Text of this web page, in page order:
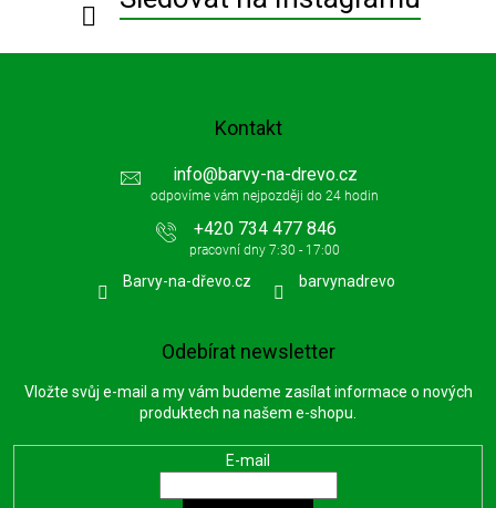
Kontakt
info@barvy-na-drevo.cz
+420 734 477 846
Barvy-na-dřevo.cz barvynadrevo
Odebírat newsletter
Vložte svůj e-mail a my vám budeme zasílat informace o nových
produktech na našem e-shopu.
E-mail